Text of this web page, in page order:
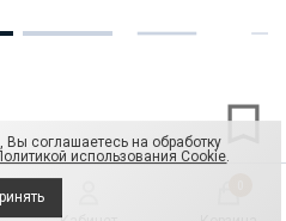
Вы соглашаетесь на обработку
использования Cookie.